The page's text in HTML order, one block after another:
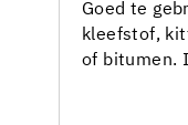
Goed te
kleefstof,
of bitumen.